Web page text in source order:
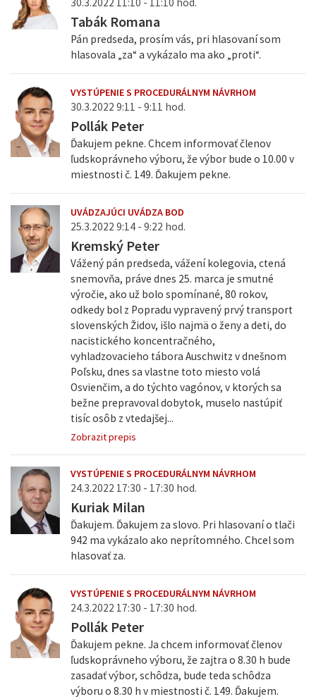
Tabák Romana
Pán predseda, prosím vás, pri hlasovaní som
hlasovala „za“ a vykázalo ma ako „proti“.
VYSTÚPENIE S PROCEDURÁLNYM NÁVRHOM
30.3.2022 9:11 - 9:11 hod.
Pollák Peter
Ďakujem pekne. Chcem informovať členov
ľudskoprávneho výboru, že výbor bude o 10.00 v
miestnosti č. 149. Ďakujem pekne.
UVÁDZAJÚCI UVÁDZA BOD
25.3.2022 9:14 - 9:22 hod.
Kremský Peter
Vážený pán predseda, vážení kolegovia, ctená
snemovňa, práve dnes 25. marca je smutné
výročie, ako už bolo spomínané, 80 rokov,
odkedy bol z Popradu vypravený prvý transport
slovenských Židov, išlo najmä o ženy a deti, do
nacistického koncentračného,
vyhladzovacieho tábora Auschwitz v dnešnom
Poľsku, dnes sa vlastne toto miesto volá
Osvienčim, a do týchto vagónov, v ktorých sa
bežne prepravoval dobytok, muselo nastúpiť
tisíc osôb z vtedajšej...
Zobrazit prepis
VYSTÚPENIE S PROCEDURÁLNYM NÁVRHOM
24.3.2022 17:30 - 17:30 hod.
Kuriak Milan
Ďakujem. Ďakujem za slovo. Pri hlasovaní o tlači
942 ma vykázalo ako neprítomného. Chcel som
hlasovať za.
VYSTÚPENIE S PROCEDURÁLNYM NÁVRHOM
24.3.2022 17:30 - 17:30 hod.
Pollák Peter
Ďakujem pekne. Ja chcem informovať členov
ľudskoprávneho výboru, že zajtra o 8.30 h bude
zasadať výbor, schôdza, bude teda schôdza
výboru o 8.30 h v miestnosti č. 149. Ďakujem.